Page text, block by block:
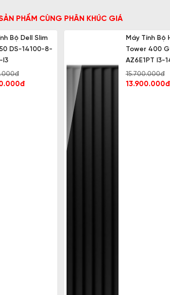
PHẨM CÙNG PHÂN KHÚC GIÁ
Bộ Dell Slim
DS-14100-8-
I3
Máy Tính Bộ
Tower 400
AZ6E1PT I3-
15.700.000đ
13.900.000đ